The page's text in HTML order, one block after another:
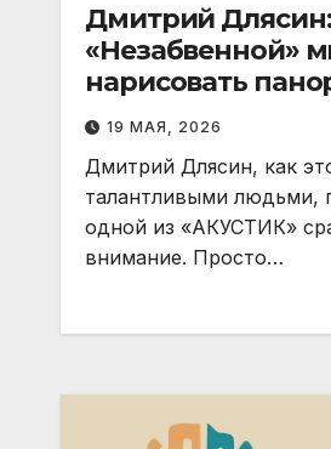
Дмитрий
«Незабвенной»
нарисовать
19 МАЯ, 2026
Дмитрий Длясин, как
талантливыми людьми,
одной из «АКУСТИК»
внимание. Просто…